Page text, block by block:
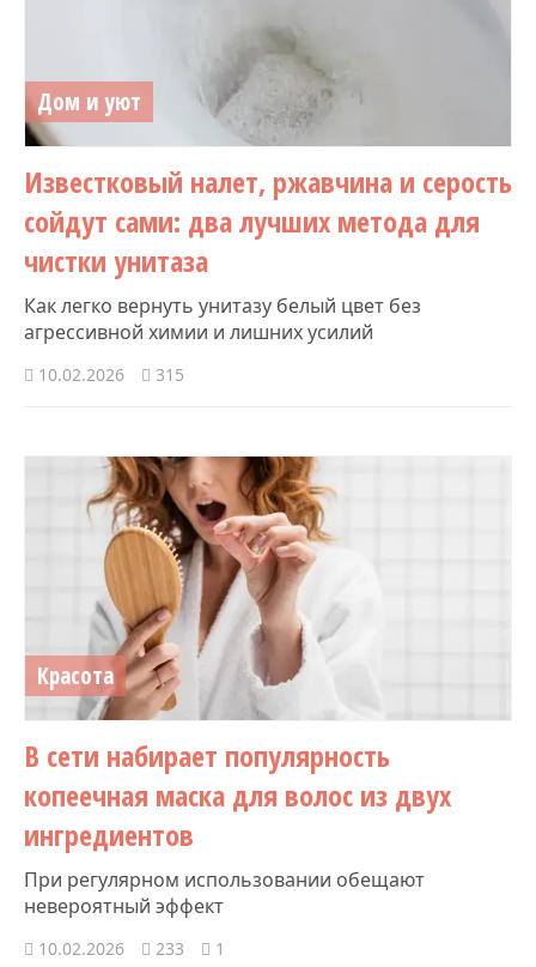
Дом и уют
Известковый налет, ржавчина и серость
сойдут сами: два лучших метода для
чистки унитаза
Как легко вернуть унитазу белый цвет без
агрессивной химии и лишних усилий
10.02.2026 315
Красота
В сети набирает популярность
копеечная маска для волос из двух
ингредиентов
При регулярном использовании обещают
невероятный эффект
10.02.2026 233 1